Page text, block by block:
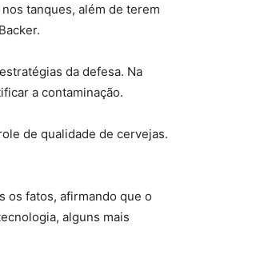
tanques, além de terem
da defesa. Na
a contaminação.
de qualidade de cervejas.
os fatos, afirmando que o
alguns mais